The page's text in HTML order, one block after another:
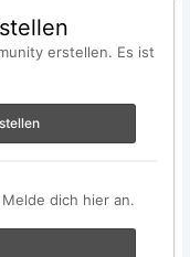
erstellen. Es ist
dich hier an.